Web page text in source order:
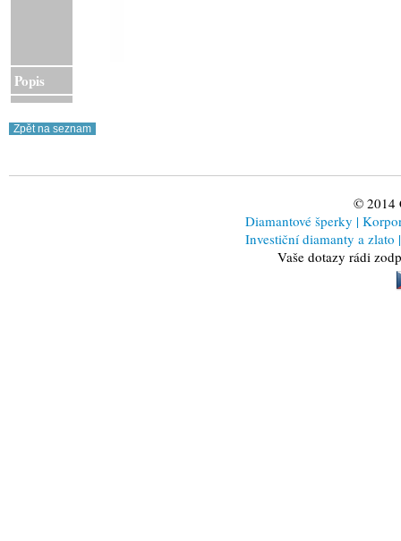
Popis
© 2014
Diamantové šperky |
Investiční diamanty a zlato |
Vaše dotazy rádi